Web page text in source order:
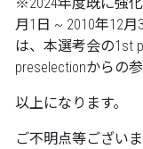
月1日 ~ 2010年12
は、本選考会の1st
preselectionからの
以上になります。
ご不明点等ございま